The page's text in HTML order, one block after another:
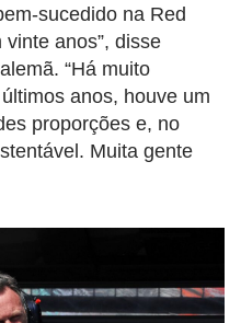
sucedido na Red
anos”, disse
“Há muito
anos, houve um
proporções e, no
Muita gente